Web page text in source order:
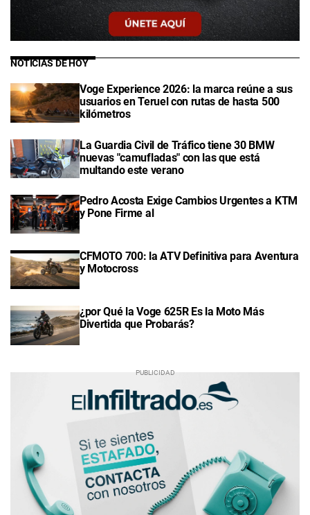
NOTICIAS DE HOY
Voge Experience 2026: la marca reúne a sus
usuarios en Teruel con rutas de hasta 500
kilómetros
La Guardia Civil de Tráfico tiene 30 BMW
nuevas "camufladas" con las que está
multando este verano
Pedro Acosta Exige Cambios Urgentes a KTM
y Pone Firme al
CFMOTO 700: la ATV Definitiva para Aventura
y Motocross
¿por Qué la Voge 625R Es la Moto Más
Divertida que Probarás?